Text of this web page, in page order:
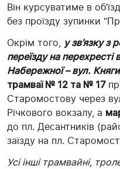
Він курсуватиме в
без проїзду зупинки
Окрім того, у зв’язку
переїзду на перехресті
Набережної – вул.
трамваї № 12 та № 17
Старомостову через
Річкового вокзалу, а
до пл. Десантників
заїзду на пл.
Усі інші трамвайні,